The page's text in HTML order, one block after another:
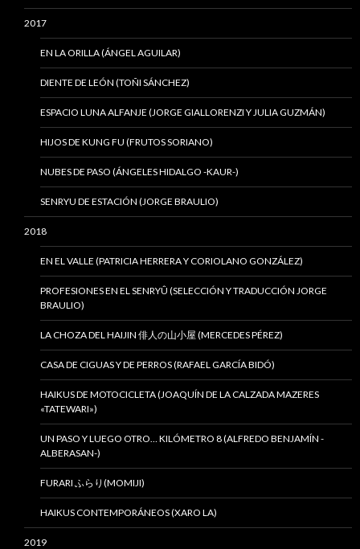
2017
EN LA ORILLA (ÁNGEL AGUILAR)
DIENTE DE LEÓN (TOÑI SÁNCHEZ)
ESPACIO LUNA ALFANJE (JORGE GIALLORENZI Y JULIA GUZMÁN)
HIJOS DE KUNG FU (FRUTOS SORIANO)
NUBES DE PASO (ÁNGELES HIDALGO -KAUR-)
SENRYU DE ESTACIÓN (JORGE BRAULIO)
2018
EN EL VALLE (PATRICIA HERRERA Y CORIOLANO GONZÁLEZ)
PROFESIONES EN EL SENRYÛ (SELECCIÓN Y TRADUCCIÓN JORGE
BRAULIO)
LA CHOZA DEL HAIJIN 俳人の山小屋 (MERCEDES PÉREZ)
CASA DE CIGUAS Y DE PERROS (RAFAEL GARCÍA BIDÓ)
HAIKUS DE MOTOCICLETA (JOAQUÍN DE LA CALZADA MAZERES
«TATEWARI»)
UN PASO Y LUEGO OTRO… KILÓMETRO 8 (ALFREDO BENJAMÍN -
ALBERASAN-)
FURARI ふらり(MOMIJI)
HAIKUS CONTEMPORÁNEOS (XARO LA)
2019